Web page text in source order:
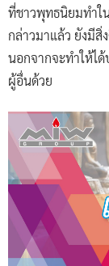
ที่ชาวพุทธนิยมทำใ
กล่าวมาแล้ว ยังมี
นอกจากจะทำให้ไ
ผู้อื่นด้วย